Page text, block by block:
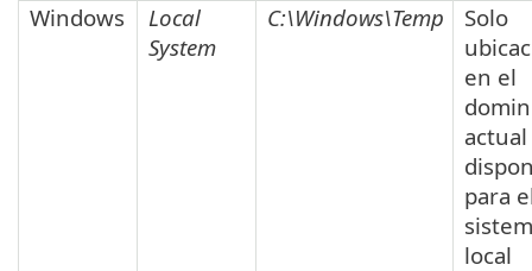
Windows
Local
System
C:\Windows\Temp
Solo
en el
para
local